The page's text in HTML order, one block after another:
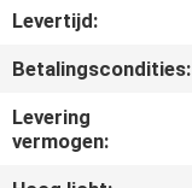
NIEUWS
OM EEN
CITAAT
Levertijd:
Betalingscondities:
Levering
vermogen: